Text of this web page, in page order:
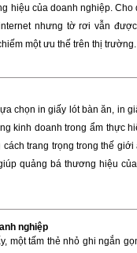
hiệu của doanh nghiệp. Cho
nhưng tờ rơi vẫn
một ưu thế trên thị trường.
chọn in giấy lót bàn ăn, in
kinh doanh trong ẩm thực
trang trọng trong thế giới
quảng bá thương hiệu
nghiệp
một tấm thẻ nhỏ ghi ngắn